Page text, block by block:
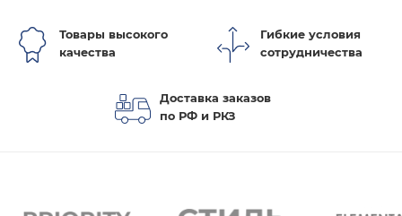
Товары высокого
качества
Гибкие условия
сотрудничества
Доставка заказов
по РФ и РКЗ